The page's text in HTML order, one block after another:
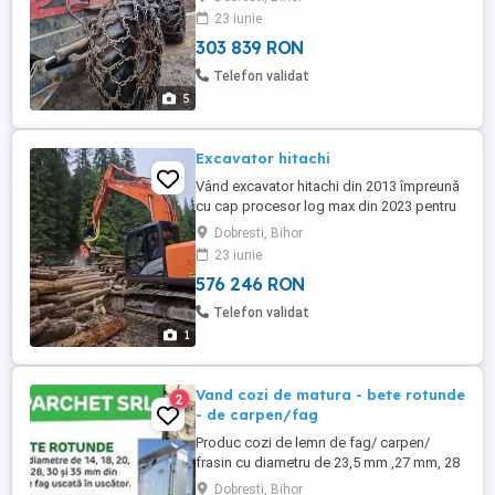
5
23 iunie
303 839 RON
Telefon validat
1
Excavator hitachi
Vând excavator hitachi din 2013 împreună
cu cap procesor log max din 2023 pentru
tăierea lemnului la lungimea dorita pret
110.000 Euro si separat fără cap procesor
37.000 Euro daca sunt interesați ptr detalii
va rog sa sunați
Dobresti, Bihor
23 iunie
576 246 RON
Telefon validat
2
Vand cozi de matura - bete rotunde
- de carpen/fag
Produc cozi de lemn de fag/ carpen/
frasin cu diametru de 23,5 mm ,27 mm, 28
mm cu filet, slefuite, rotujite la capat,
Dobresti, Bihor